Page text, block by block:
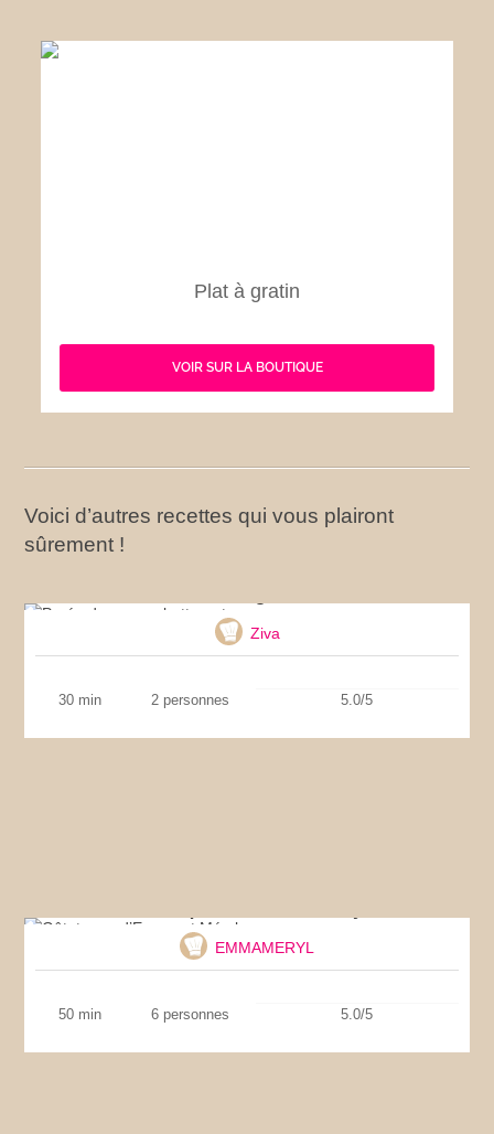
Plat à gratin
VOIR SUR LA BOUTIQUE
Voici d’autres recettes qui vous plairont
sûrement !
Ziva
30 min 2 personnes 5.0/5
EMMAMERYL
50 min 6 personnes 5.0/5